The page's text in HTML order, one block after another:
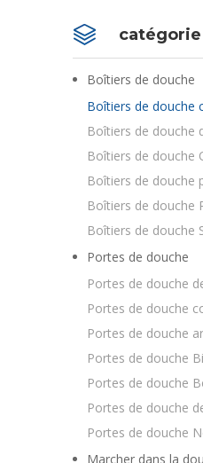
Boîtiers de douche
Boîtiers de douche
Boîtiers de douche
Boîtiers de douche
Boîtiers de douche
Boîtiers de douche
Boîtiers de douche
Portes de douche
Portes de douche
Portes de douche
Portes de douche
Portes de douche
Portes de douche
Portes de douche
Marcher dans la